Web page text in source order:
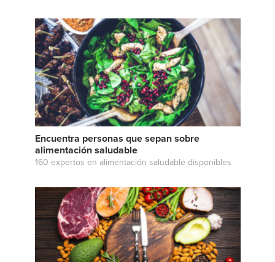
Encuentra personas que sepan sobre
alimentación saludable
160 expertos en alimentación saludable disponibles